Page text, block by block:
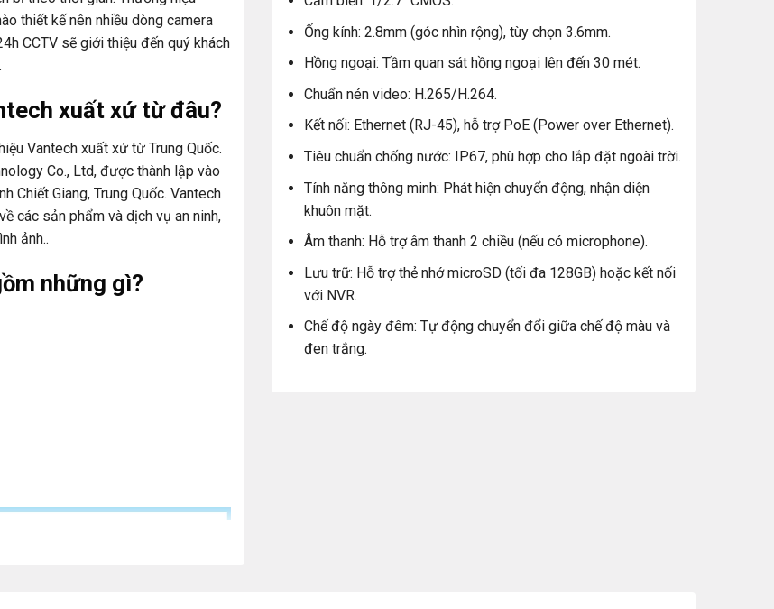
thiết kế nên nhiều dòng camera
CCTV sẽ giới thiệu đến quý khách
xuất xứ từ đâu?
Vantech xuất xứ từ Trung Quốc.
Co., Ltd, được thành lập vào
Chiết Giang, Trung Quốc. Vantech
các sản phẩm và dịch vụ an ninh,
ảnh..
những gì?
Ống kính: 2.8mm (góc nhìn rộng), tùy chọn 3.6mm.
Hồng ngoại: Tầm quan sát hồng ngoại lên đến 30 mét.
Chuẩn nén video: H.265/H.264.
Kết nối: Ethernet (RJ-45), hỗ trợ PoE (Power over Ethernet).
Tiêu chuẩn chống nước: IP67, phù hợp cho lắp đặt ngoài trời.
Tính năng thông minh: Phát hiện chuyển động, nhận diện
khuôn mặt.
Âm thanh: Hỗ trợ âm thanh 2 chiều (nếu có microphone).
Lưu trữ: Hỗ trợ thẻ nhớ microSD (tối đa 128GB) hoặc kết nối
với NVR.
Chế độ ngày đêm: Tự động chuyển đổi giữa chế độ màu và
đen trắng.